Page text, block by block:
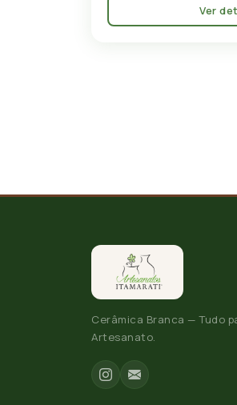
Ver
Cerâmica Branca — Tudo
Artesanato.